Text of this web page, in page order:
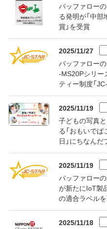
バッファロー
る発明が「中部
賞」を受賞
2025/11/27
バッファロー
-MS20Pシリー
ティー制度「
2025/11/19
子どもの写真
る「おもいでば
日」にちなん
2025/11/19
バッファローの
が新たにIoT製
の適合ラベル
2025/11/18